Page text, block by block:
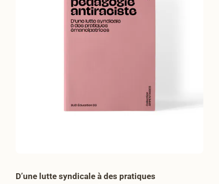
D’une lutte syndicale à des pratiques